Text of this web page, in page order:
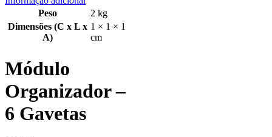
Peso
2 kg
Dimensões (C x L x
A)
1 × 1 × 1
cm
Módulo
Organizador –
6 Gavetas